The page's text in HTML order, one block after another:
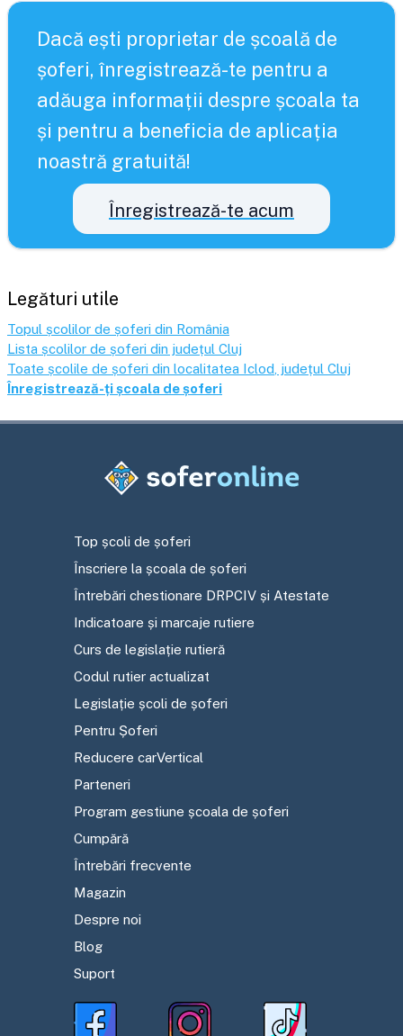
Dacă ești proprietar de școală de
șoferi, înregistrează-te pentru a
adăuga informații despre școala ta
și pentru a beneficia de aplicația
noastră gratuită!
Înregistrează-te acum
Legături utile
Topul școlilor de șoferi din România
Lista școlilor de șoferi din județul Cluj
Toate școlile de șoferi din localitatea Iclod , județul Cluj
Înregistrează-ți școala de șoferi
Top școli de șoferi
Înscriere la școala de șoferi
Întrebări chestionare DRPCIV și Atestate
Indicatoare și marcaje rutiere
Curs de legislație rutieră
Codul rutier actualizat
Legislație școli de șoferi
Pentru Șoferi
Reducere carVertical
Parteneri
Program gestiune școala de șoferi
Cumpără
Întrebări frecvente
Magazin
Despre noi
Blog
Suport